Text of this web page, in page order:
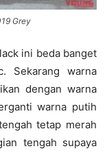
Grey
ini beda banget
Sekarang warna
dengan warna
warna putih
tetap merah
tengah supaya